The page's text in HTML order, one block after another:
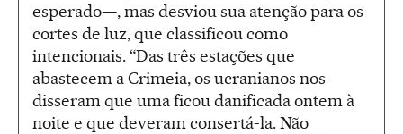
esperado—, mas desviou sua atenção para os
cortes de luz, que classificou como
intencionais. “Das três estações que
abastecem a Crimeia, os ucranianos nos
disseram que uma ficou danificada ontem à
noite e que deveram consertá-la. Não